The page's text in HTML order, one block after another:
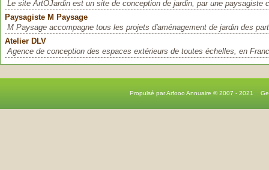
Le site ArtÔJardin est un site de conception de jardin, par une paysagiste
Paysagiste M Paysage
M Paysage accompagne tous les projets d'aménagement de jardin des
Atelier DLV
Agence de conception des espaces extérieurs de toutes échelles, en
Propulsé par Arfooo Annuaire © 2007 - 2021